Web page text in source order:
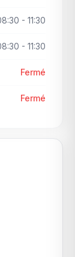
- 11:30
- 11:30
Fermé
Fermé